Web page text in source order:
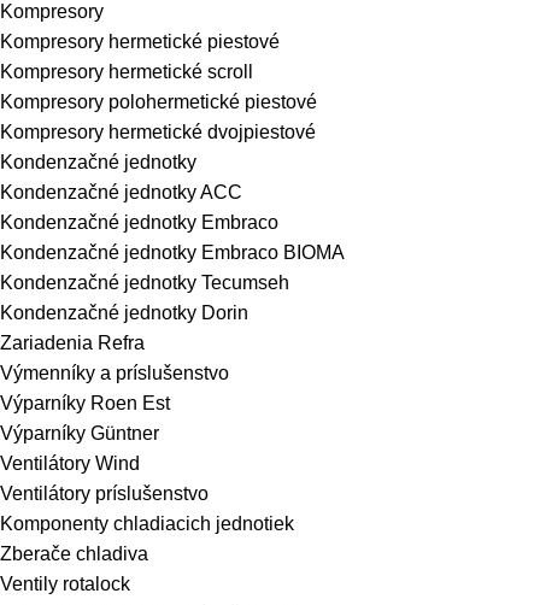
Kompresory
Kompresory hermetické piestové
Kompresory hermetické scroll
Kompresory polohermetické piestové
Kompresory hermetické dvojpiestové
Kondenzačné jednotky
Kondenzačné jednotky ACC
Kondenzačné jednotky Embraco
Kondenzačné jednotky Embraco BIOMA
Kondenzačné jednotky Tecumseh
Kondenzačné jednotky Dorin
Zariadenia Refra
Výmenníky a príslušenstvo
Výparníky Roen Est
Výparníky Güntner
Ventilátory Wind
Ventilátory príslušenstvo
Komponenty chladiacich jednotiek
Zberače chladiva
Ventily rotalock